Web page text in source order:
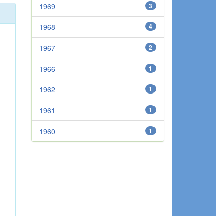
3
1969
4
1968
2
1967
1
1966
1
1962
1
1961
1
1960